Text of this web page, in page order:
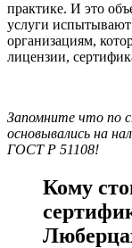
практике. И это
услуги
организациям,
лицензии,
Запомните что по
основывались на
ГОСТ Р 51108!
Кому